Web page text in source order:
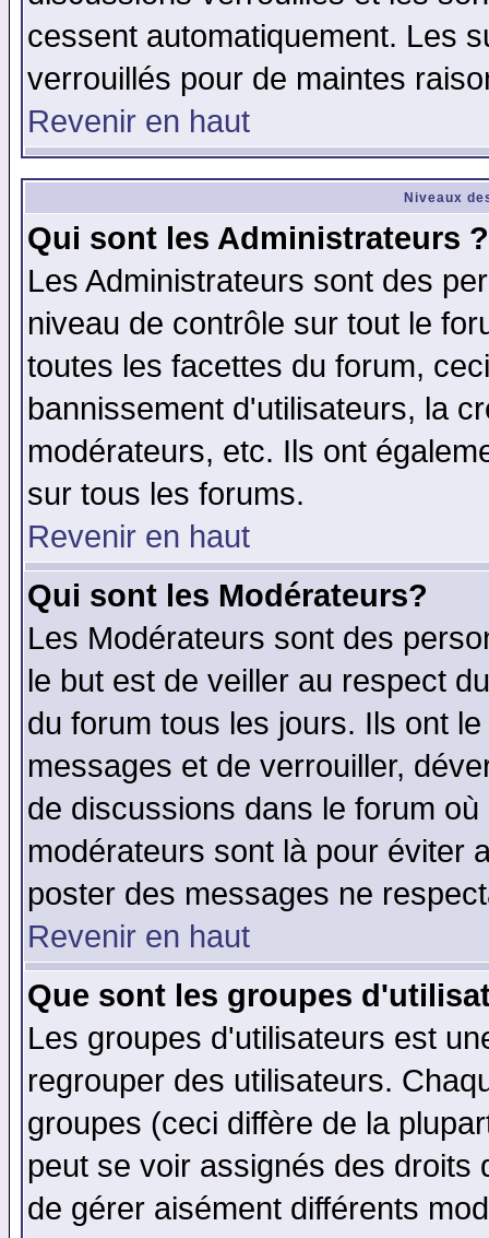
cessent automatiquement. Les
verrouillés pour de maintes
Revenir en haut
Niveaux
Qui sont les Administrateurs ?
Les Administrateurs sont des
niveau de contrôle sur tout le
toutes les facettes du forum,
bannissement d'utilisateurs, la
modérateurs, etc. Ils ont
sur tous les forums.
Revenir en haut
Qui sont les Modérateurs?
Les Modérateurs sont des
le but est de veiller au respect
du forum tous les jours. Ils ont
messages et de verrouiller,
de discussions dans le forum
modérateurs sont là pour éviter
poster des messages ne
Revenir en haut
Que sont les groupes
Les groupes d'utilisateurs est
regrouper des utilisateurs.
groupes (ceci diffère de la
peut se voir assignés des
de gérer aisément différents